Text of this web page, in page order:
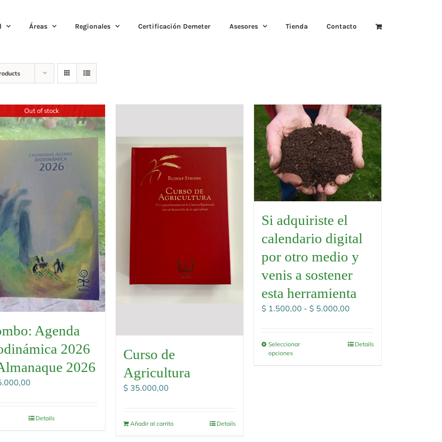
Áreas Regionales Certificación Demeter Asesores Tienda Contacto
Out of stock
Agenda
2026
2026
Details
Curso de
Agricultura
$ 35.000,00
Añadir al carrito Details
Si adquiriste el
calendario digital
por otro medio y
venis a sostener
esta herramienta
$ 1.500,00 - $ 5.000,00
desde
Seleccionar
opciones
Details